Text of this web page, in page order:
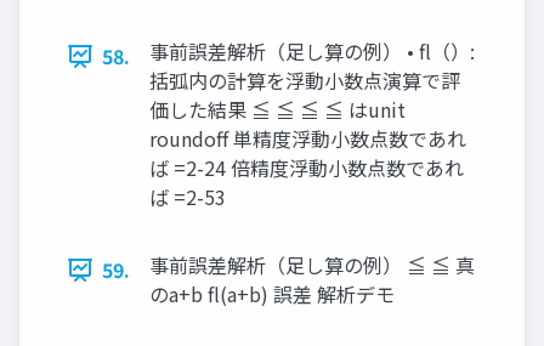
58.
事前誤差解析（足し算の例） • fl（）:
括弧内の計算を浮動小数点演算で評
価した結果 ≦ ≦ ≦ ≦ はunit
roundoff 単精度浮動小数点数であれ
ば =2-24 倍精度浮動小数点数であれ
ば =2-53
59.
事前誤差解析（足し算の例） ≦ ≦ 真
のa+b fl(a+b) 誤差 解析デモ